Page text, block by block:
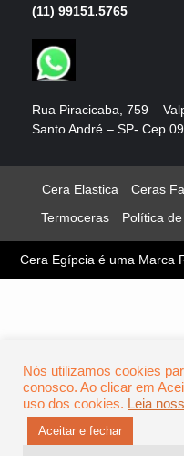
(11) 99151.5765
Rua Piracicaba, 759 –
Santo André – SP- Cep
Cera Elastica Ceras
Termoceras
Política
Cera Egípcia é uma Marca
Nós utilizamos cookies
conosco. Ao clicar em
uso dos cookies. Leia
Aceitar e fechar